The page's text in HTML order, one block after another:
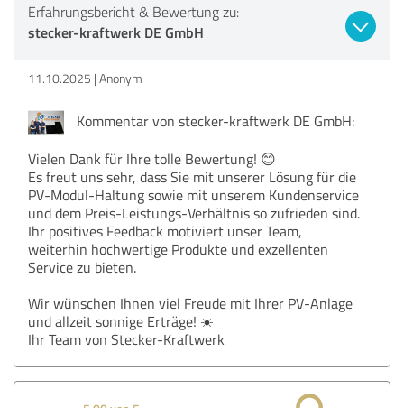
Erfahrungsbericht & Bewertung zu:
stecker-kraftwerk DE GmbH
11.10.2025 Anonym
Kommentar von stecker-kraftwerk DE GmbH:
Vielen Dank für Ihre tolle Bewertung! 😊
Es freut uns sehr, dass Sie mit unserer Lösung für die
PV-Modul-Haltung sowie mit unserem Kundenservice
und dem Preis-Leistungs-Verhältnis so zufrieden sind.
Ihr positives Feedback motiviert unser Team,
weiterhin hochwertige Produkte und exzellenten
Service zu bieten.
Wir wünschen Ihnen viel Freude mit Ihrer PV-Anlage
und allzeit sonnige Erträge! ☀️
Ihr Team von Stecker-Kraftwerk